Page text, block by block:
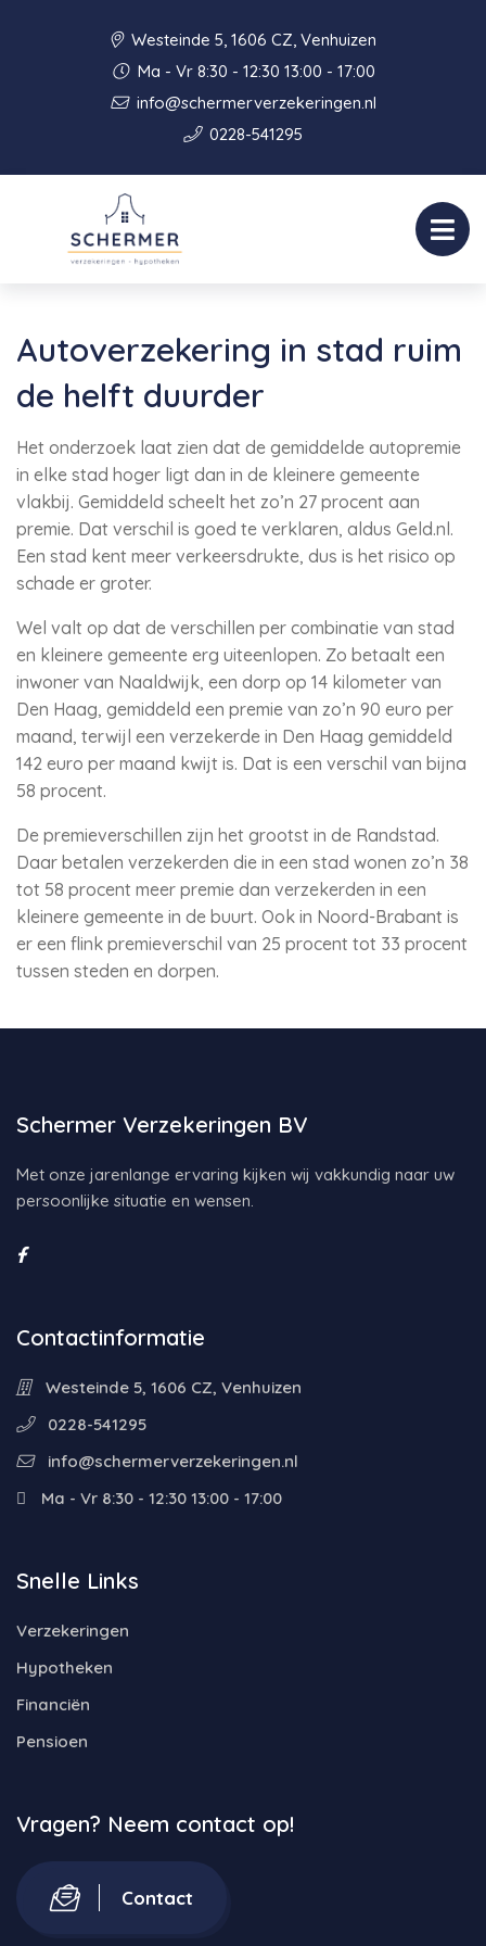
Westeinde 5, 1606 CZ, Venhuizen
Ma - Vr 8:30 - 12:30 13:00 - 17:00
info@schermerverzekeringen.nl
0228-541295
Autoverzekering in stad ruim
de helft duurder
Het onderzoek laat zien dat de gemiddelde autopremie
in elke stad hoger ligt dan in de kleinere gemeente
vlakbij. Gemiddeld scheelt het zo’n 27 procent aan
premie. Dat verschil is goed te verklaren, aldus Geld.nl.
Een stad kent meer verkeersdrukte, dus is het risico op
schade er groter.
Wel valt op dat de verschillen per combinatie van stad
en kleinere gemeente erg uiteenlopen. Zo betaalt een
inwoner van Naaldwijk, een dorp op 14 kilometer van
Den Haag, gemiddeld een premie van zo’n 90 euro per
maand, terwijl een verzekerde in Den Haag gemiddeld
142 euro per maand kwijt is. Dat is een verschil van bijna
58 procent.
De premieverschillen zijn het grootst in de Randstad.
Daar betalen verzekerden die in een stad wonen zo’n 38
tot 58 procent meer premie dan verzekerden in een
kleinere gemeente in de buurt. Ook in Noord-Brabant is
er een flink premieverschil van 25 procent tot 33 procent
tussen steden en dorpen.
Schermer Verzekeringen BV
Met onze jarenlange ervaring kijken wij vakkundig naar uw
persoonlijke situatie en wensen.
Contactinformatie
Westeinde 5, 1606 CZ, Venhuizen
0228-541295
info@schermerverzekeringen.nl
Ma - Vr 8:30 - 12:30 13:00 - 17:00
Snelle Links
Verzekeringen
Hypotheken
Financiën
Pensioen
Vragen? Neem contact op!
Contact